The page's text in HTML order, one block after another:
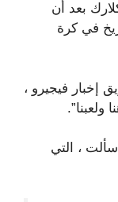
بعد أن
في كرة
فيجيرو ،
، التي